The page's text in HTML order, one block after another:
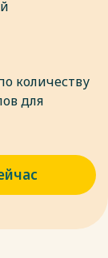
количеству
для